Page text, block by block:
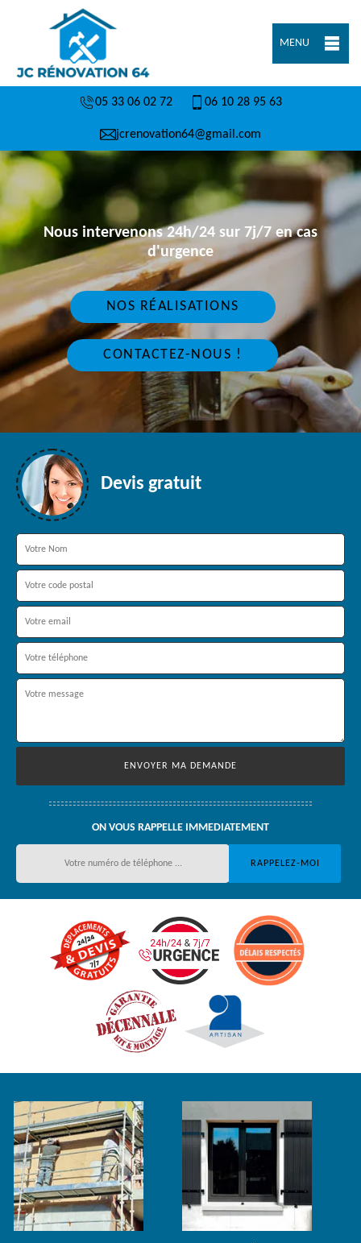
MENU
05 33 06 02 72 06 10 28 95 63
jcrenovation64@gmail.com
Nous intervenons 24h/24 sur 7j/7 en cas
d'urgence
NOS RÉALISATIONS
CONTACTEZ-NOUS !
Devis gratuit
ON VOUS RAPPELLE IMMEDIATEMENT